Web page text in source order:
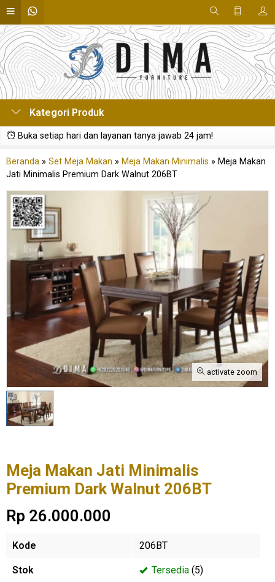
Kategori Produk
Buka setiap hari dan layanan tanya jawab 24 jam!
Beranda » Set Meja Makan » Meja Makan Minimalis » Meja Makan
Jati Minimalis Premium Dark Walnut 206BT
activate zoom
Meja Makan Jati Minimalis
Premium Dark Walnut 206BT
Rp 26.000.000
Kode 206BT
Stok Tersedia (5)